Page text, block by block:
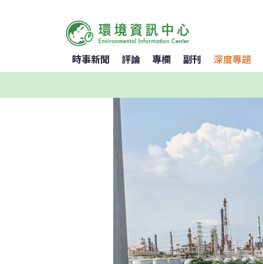
時事新聞 評論 專欄 副刊 深度專題